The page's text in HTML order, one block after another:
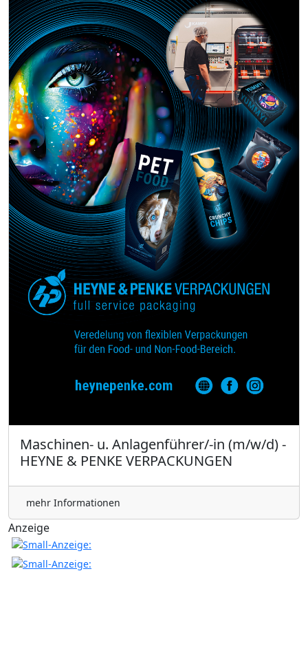
Maschinen- u. Anlagenführer/-in (m/w/d) -
HEYNE & PENKE VERPACKUNGEN
mehr Informationen
Anzeige